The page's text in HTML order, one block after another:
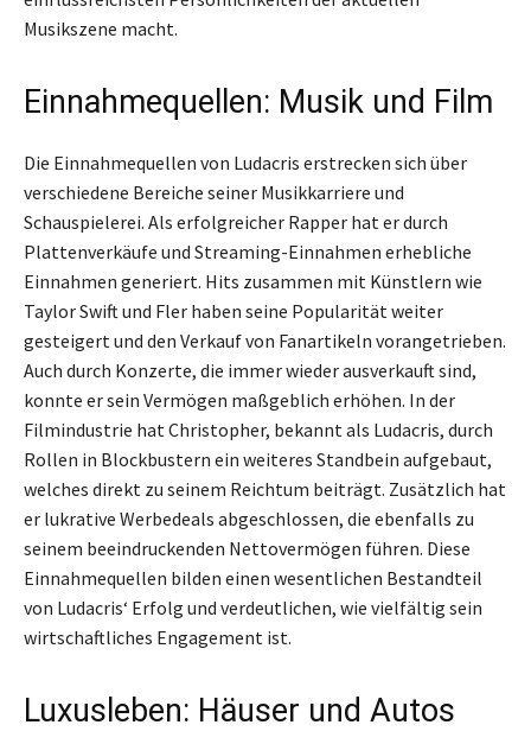
Musikszene macht.
Einnahmequellen: Musik und Film
Die Einnahmequellen von Ludacris erstrecken sich über
verschiedene Bereiche seiner Musikkarriere und
Schauspielerei. Als erfolgreicher Rapper hat er durch
Plattenverkäufe und Streaming-Einnahmen erhebliche
Einnahmen generiert. Hits zusammen mit Künstlern wie
Taylor Swift und Fler haben seine Popularität weiter
gesteigert und den Verkauf von Fanartikeln vorangetrieben.
Auch durch Konzerte, die immer wieder ausverkauft sind,
konnte er sein Vermögen maßgeblich erhöhen. In der
Filmindustrie hat Christopher, bekannt als Ludacris, durch
Rollen in Blockbustern ein weiteres Standbein aufgebaut,
welches direkt zu seinem Reichtum beiträgt. Zusätzlich hat
er lukrative Werbedeals abgeschlossen, die ebenfalls zu
seinem beeindruckenden Nettovermögen führen. Diese
Einnahmequellen bilden einen wesentlichen Bestandteil
von Ludacris‘ Erfolg und verdeutlichen, wie vielfältig sein
wirtschaftliches Engagement ist.
Luxusleben: Häuser und Autos